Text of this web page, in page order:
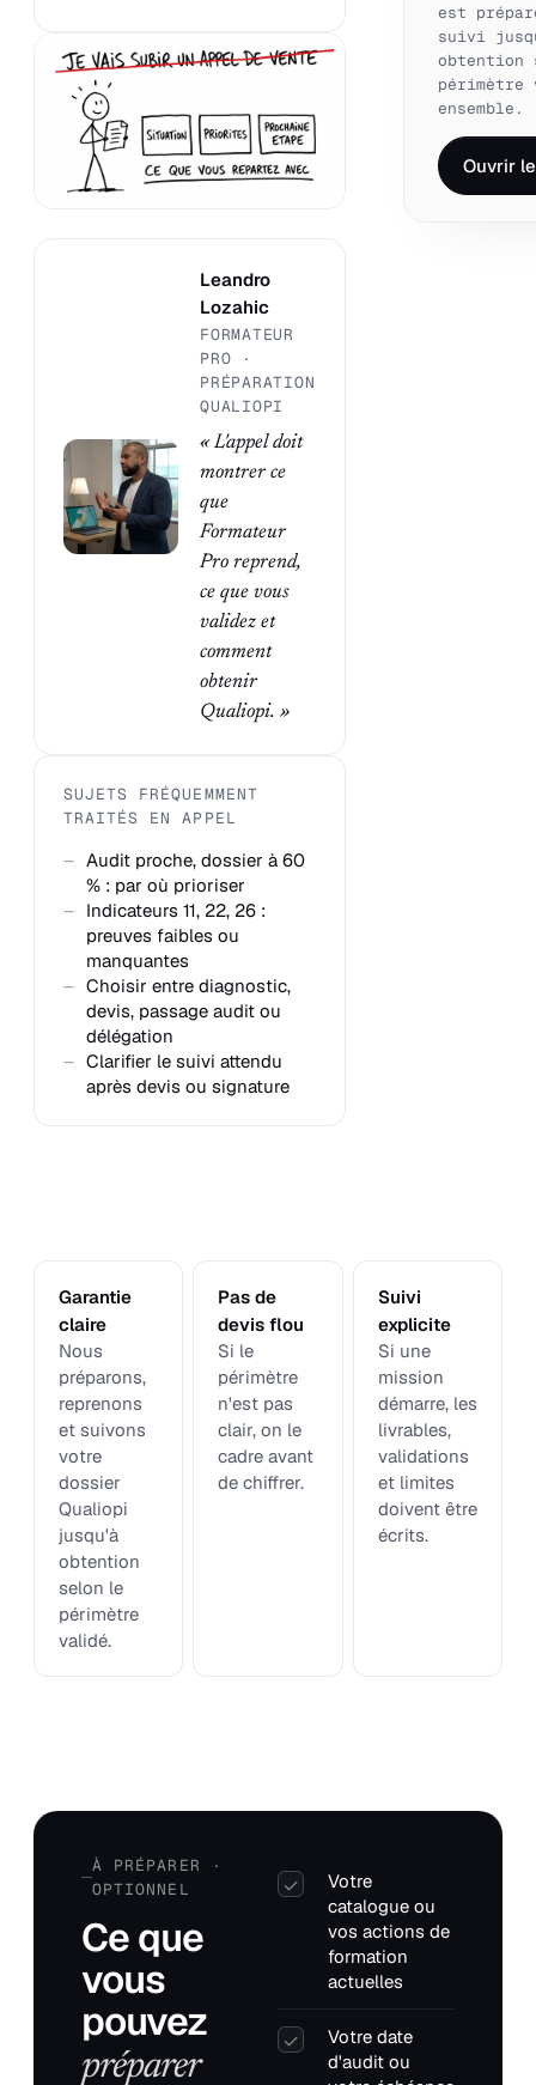
Leandro
Lozahic
FORMATEUR
PRO ·
PRÉPARATION
QUALIOPI
« L'appel doit
montrer ce
que
Formateur
Pro reprend,
ce que vous
validez et
comment
obtenir
Qualiopi. »
SUJETS FRÉQUEMMENT
TRAITÉS EN APPEL
Audit proche, dossier à 60
% : par où prioriser
Indicateurs 11, 22, 26 :
preuves faibles ou
manquantes
Choisir entre diagnostic,
devis, passage audit ou
délégation
Clarifier le suivi attendu
après devis ou signature
est
suivi
obtention
périmètre
ensemble.
Ouvrir
Garantie
claire
Nous
préparons,
reprenons
et suivons
votre
dossier
Qualiopi
jusqu'à
obtention
selon le
périmètre
validé.
Pas de
devis flou
Si le
périmètre
n'est pas
clair, on le
cadre avant
de chiffrer.
Suivi
explicite
Si une
mission
démarre, les
livrables,
validations
et limites
doivent être
écrits.
À PRÉPARER ·
OPTIONNEL
Ce que
vous
pouvez
préparer
✓
Votre
catalogue ou
vos actions de
formation
actuelles
✓
Votre date
d'audit ou